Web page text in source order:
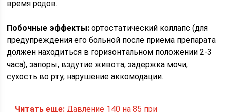
время родов.
Побочные эффекты: ортостатический коллапс (для
предупреждения его больной после приема препарата
должен находиться в горизонтальном положении 2-3
часа), запоры, вздутие живота, задержка мочи,
сухость во рту, нарушение аккомодации.
Читать еще: Давление 140 на 85 при